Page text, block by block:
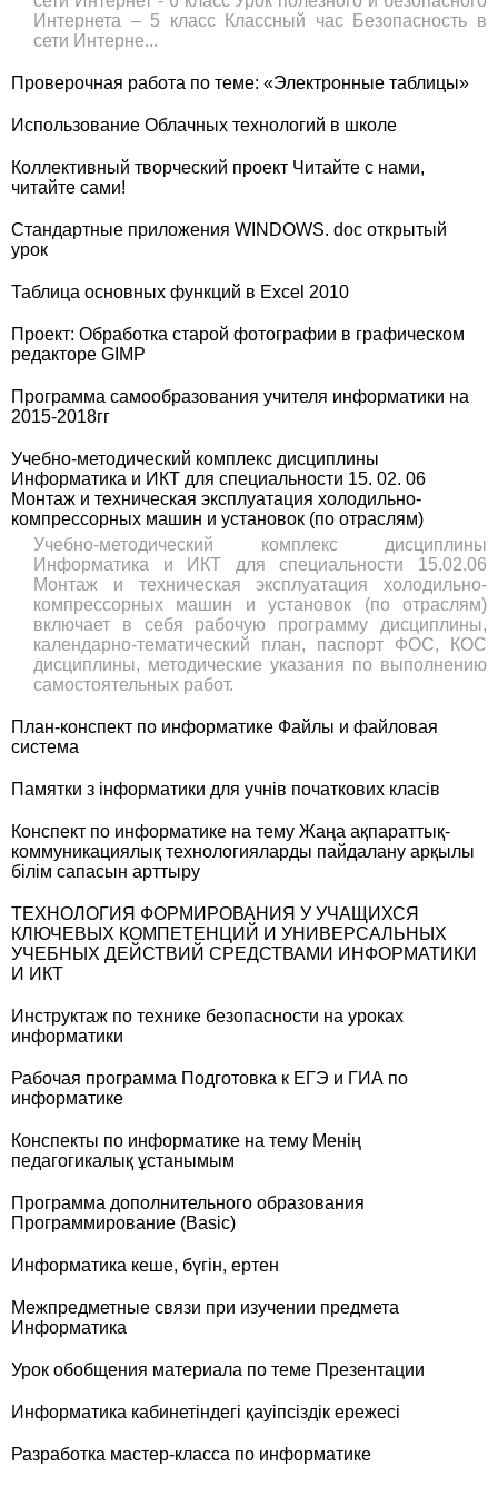
Интернета – 5 класс Классный час Безопасность в
сети Интерне...
Проверочная работа по теме: «Электронные таблицы»
Использование Облачных технологий в школе
Коллективный творческий проект Читайте с нами,
читайте сами!
Стандартные приложения WINDOWS. doc открытый
урок
Таблица основных функций в Excel 2010
Проект: Обработка старой фотографии в графическом
редакторе GIMP
Программа самообразования учителя информатики на
2015-2018гг
Учебно-методический комплекс дисциплины
Информатика и ИКТ для специальности 15. 02. 06
Монтаж и техническая эксплуатация холодильно-
компрессорных машин и установок (по отраслям)
Учебно-методический комплекс дисциплины
Информатика и ИКТ для специальности 15.02.06
Монтаж и техническая эксплуатация холодильно-
компрессорных машин и установок (по отраслям)
включает в себя рабочую программу дисциплины,
календарно-тематический план, паспорт ФОС, КОС
дисциплины, методические указания по выполнению
самостоятельных работ.
План-конспект по информатике Файлы и файловая
система
Памятки з інформатики для учнів початкових класів
Конспект по информатике на тему Жаңа ақпараттық-
коммуникациялық технологияларды пайдалану арқылы
білім сапасын арттыру
ТЕХНОЛОГИЯ ФОРМИРОВАНИЯ У УЧАЩИХСЯ
КЛЮЧЕВЫХ КОМПЕТЕНЦИЙ И УНИВЕРСАЛЬНЫХ
УЧЕБНЫХ ДЕЙСТВИЙ СРЕДСТВАМИ ИНФОРМАТИКИ
И ИКТ
Инструктаж по технике безопасности на уроках
информатики
Рабочая программа Подготовка к ЕГЭ и ГИА по
информатике
Конспекты по информатике на тему Менің
педагогикалық ұстанымым
Программа дополнительного образования
Программирование (Basic)
Информатика кеше, бүгін, ертен
Межпредметные связи при изучении предмета
Информатика
Урок обобщения материала по теме Презентации
Информатика кабинетіндегі қауіпсіздік ережесі
Разработка мастер-класса по информатике